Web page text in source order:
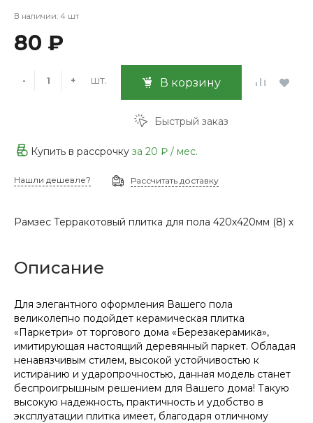
В наличии: 4 шт
80 ₽
- + шт. В корзину
Быстрый заказ
Купить в рассрочку за 20 ₽ / мес.
Нашли дешевле? Рассчитать доставку
Рамзес Терракотовый плитка для пола 420х420мм (8) х
Описание
Для элегантного оформления Вашего пола
великолепно подойдет керамическая плитка
«Паркетри» от торгового дома «Березакерамика»,
имитирующая настоящий деревянный паркет. Обладая
ненавязчивым стилем, высокой устойчивостью к
истиранию и ударопрочностью, данная модель станет
беспроигрышным решением для Вашего дома! Такую
высокую надежность, практичность и удобство в
эксплуатации плитка имеет, благодаря отличному